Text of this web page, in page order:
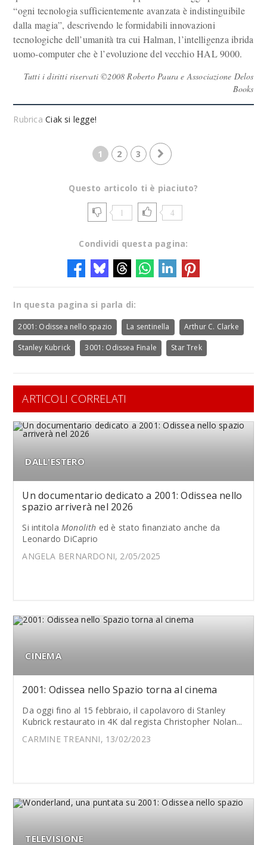
“ogni tecnologia sufficientemente avanzata è indistinguibile
dalla magia”, descrivendo le formidabili innovazioni
tecnologiche dell’umanità tra cui Halman, l’intelligenza ibrida
uomo-computer che è l’evoluzione del vecchio HAL 9000.
Tutti i diritti riservati ©2008 Roberto Paura e Associazione Delos
Books
RubricaCiak si legge!
1 2 3
Questo articolo ti è piaciuto?
1 4
Condividi questa pagina:
In questa pagina si parla di:
2001: Odissea nello spazio La sentinella Arthur C. Clarke
Stanley Kubrick 3001: Odissea Finale Star Trek
ARTICOLI CORRELATI
DALL'ESTERO
Un documentario dedicato a 2001: Odissea nello
spazio arriverà nel 2026
Si intitola Monolith ed è stato finanziato anche da
Leonardo DiCaprio
ANGELA BERNARDONI, 2/05/2025
CINEMA
2001: Odissea nello Spazio torna al cinema
Da oggi fino al 15 febbraio, il capolavoro di Stanley
Kubrick restaurato in 4K dal regista Christopher Nolan...
CARMINE TREANNI, 13/02/2023
TELEVISIONE